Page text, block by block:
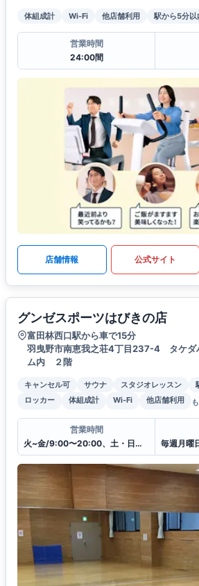
体組成計 Wi-Fi 他店舗利用 駅から5分以
営業時間
24:00間
店舗情報 公式サイト
グンゼスポーツはびきの店
富田林西口駅から車で15分
羽曳野市南恵我之荘4丁目237-4 タケダ
ム内 ２階
キャンセル可 サウナ スタジオレッスン
ロッカー
体組成計 Wi-Fi 他店舗利用
営業時間
火~金/9:00〜20:00、土・日・祝日/9:00〜19:00